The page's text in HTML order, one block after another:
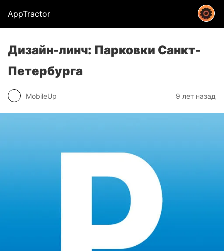
AppTractor
Дизайн-линч: Парковки Санкт-
Петербурга
MobileUp 9 лет назад